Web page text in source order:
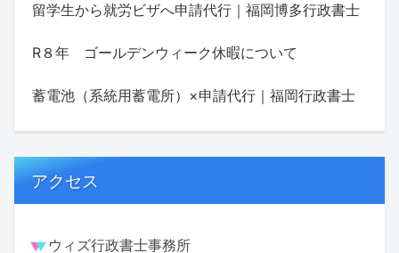
留学生から就労ビザへ申請代行｜福岡博多行政書士
R８年 ゴールデンウィーク休暇について
蓄電池（系統用蓄電所）×申請代行｜福岡行政書士
アクセス
ウィズ行政書士事務所